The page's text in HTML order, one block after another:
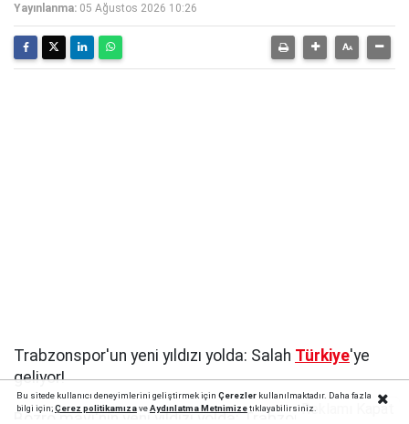
Yayınlanma: 05 Ağustos 2026 10:26
Trabzonspor'un yeni yıldızı yolda: Salah Türkiye'ye
geliyor!
Bozro mavi'nin yeni yıldızı yolda: Trabzonspor,
Bu sitede kullanıcı deneyimlerini geliştirmek için Çerezlerkullanılmaktadır. Daha fazla
bilgi için;Çerez politikamızaveAydınlatma Metnimizetıklayabilirsiniz.Reklamı Kapat